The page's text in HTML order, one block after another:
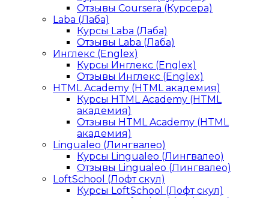
Отзывы Coursera (Курсера)
Laba (Лаба)
Курсы Laba (Лаба)
Отзывы Laba (Лаба)
Инглекс (Englex)
Курсы Инглекс (Englex)
Отзывы Инглекс (Englex)
HTML Academy (HTML академия)
Курсы HTML Academy (HTML
академия)
Отзывы HTML Academy (HTML
академия)
Lingualeo (Лингвалео)
Курсы Lingualeo (Лингвалео)
Отзывы Lingualeo (Лингвалео)
LoftSchool (Лофт скул)
Курсы LoftSchool (Лофт скул)